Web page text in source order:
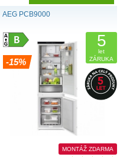
AEG PCB9000
-15%
5
let
ZÁRUKA
MONTÁŽ ZDARMA